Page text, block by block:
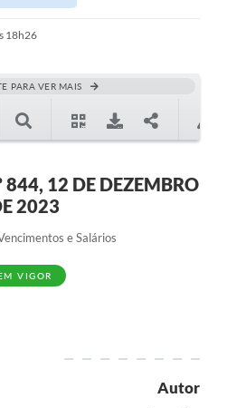
18h26
PARA VER MAIS
844, 12 DE DEZEMBRO
2023
e Salários
VIGOR
Autor